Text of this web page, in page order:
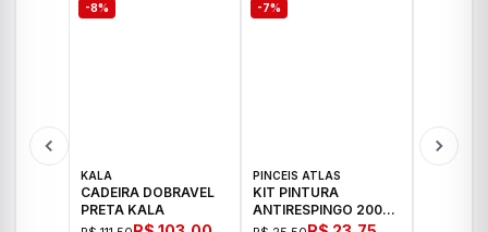
-8%
KALA
CADEIRA DOBRAVEL
PRETA KALA
-7%
PINCEIS ATLAS
KIT PINTURA
ANTIRESPINGO 2003
ATLAS 03 PCS